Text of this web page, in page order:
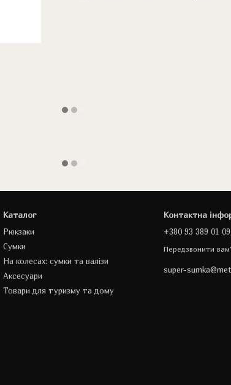
Каталог
Рюкзаки
Сумки
На колесах: сумки та валізи
Аксесуари
Товари для туризму та дому
Контактна
+380 93 389 01 09
Передзвонити
super-